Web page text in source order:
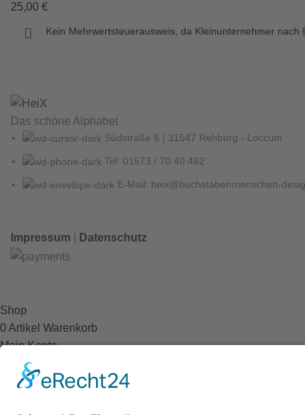
25,00 €
Kein Mehrwertsteuerausweis, da Kleinunternehmer nach
Das schöne Alphabet
Südstraße 6 | 31547 Rehburg - Loccum
Tel: 01573 / 70 40 462
E-Mail: heix@buchstabenmenschen-
Impressum Datenschutz
Shop
0 Artikel Warenkorb
Mein Konto